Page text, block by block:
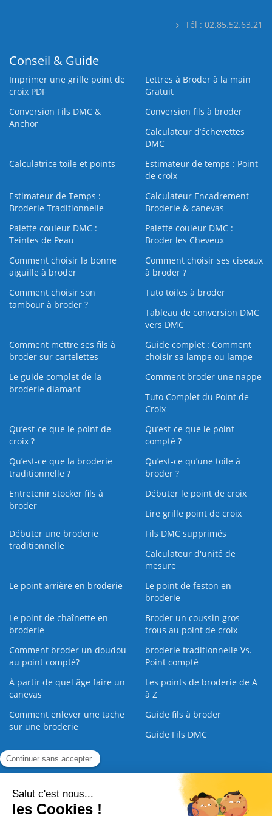
Tél : 02.85.52.63.21
Conseil & Guide
Imprimer une grille point de
croix PDF
Lettres à Broder à la main
Gratuit
Conversion Fils DMC &
Anchor
Conversion fils à broder
Calculateur d’échevettes
DMC
Calculatrice toile et points
Estimateur de temps : Point
de croix
Estimateur de Temps :
Broderie Traditionnelle
Calculateur Encadrement
Broderie & canevas
Palette couleur DMC :
Teintes de Peau
Palette couleur DMC :
Broder les Cheveux
Comment choisir la bonne
aiguille à broder
Comment choisir ses ciseaux
à broder ?
Comment choisir son
tambour à broder ?
Tuto toiles à broder
Tableau de conversion DMC
vers DMC
Comment mettre ses fils à
broder sur cartelettes
Guide complet : Comment
choisir sa lampe ou lampe
Le guide complet de la
broderie diamant
Comment broder une nappe
Tuto Complet du Point de
Croix
Qu’est-ce que le point de
croix ?
Qu’est-ce que le point
compté ?
Qu’est-ce que la broderie
traditionnelle ?
Qu’est‑ce qu’une toile à
broder ?
Entretenir stocker fils à
broder
Débuter le point de croix
Lire grille point de croix
Débuter une broderie
traditionnelle
Fils DMC supprimés
Calculateur d'unité de
mesure
Le point arrière en broderie
Le point de feston en
broderie
Le point de chaînette en
broderie
Broder un coussin gros
trous au point de croix
Comment broder un doudou
au point compté?
broderie traditionnelle Vs.
Point compté
À partir de quel âge faire un
canevas
Les points de broderie de A
à Z
Comment enlever une tache
sur une broderie
Guide fils à broder
Guide Fils DMC
Guide de la Broderie